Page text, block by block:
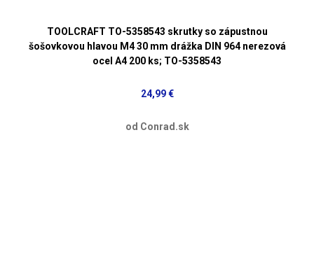
TOOLCRAFT TO-5358543 skrutky so zápustnou
šošovkovou hlavou M4 30 mm drážka DIN 964 nerezová
ocel A4 200 ks; TO-5358543
24,99 €
od Conrad.sk